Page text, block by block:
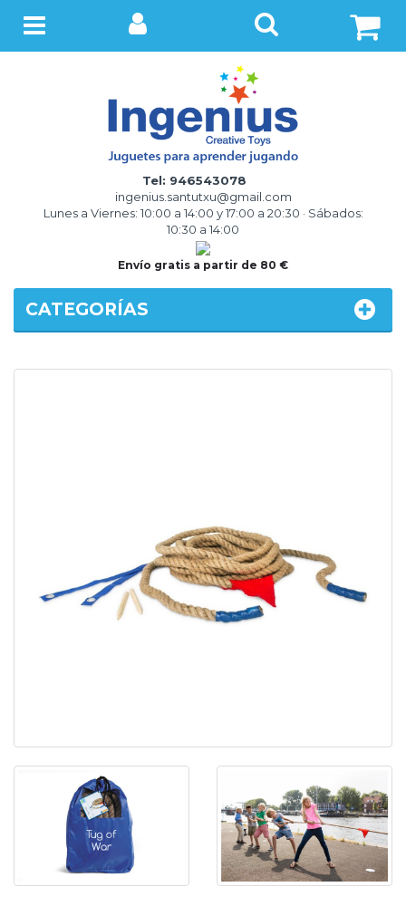
Tel: 946543078
ingenius.santutxu@gmail.com
Lunes a Viernes: 10:00 a 14:00 y 17:00 a 20:30 · Sábados:
10:30 a 14:00
Menú
Envío gratis a partir de 80 €
CATEGORÍAS